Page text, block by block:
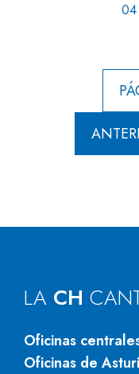
04
LA CH
Oficinas
Oficinas de